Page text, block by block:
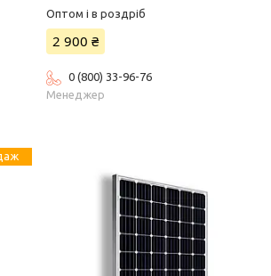
Оптом і в роздріб
2 900 ₴
0 (800) 33-96-76
Менеджер